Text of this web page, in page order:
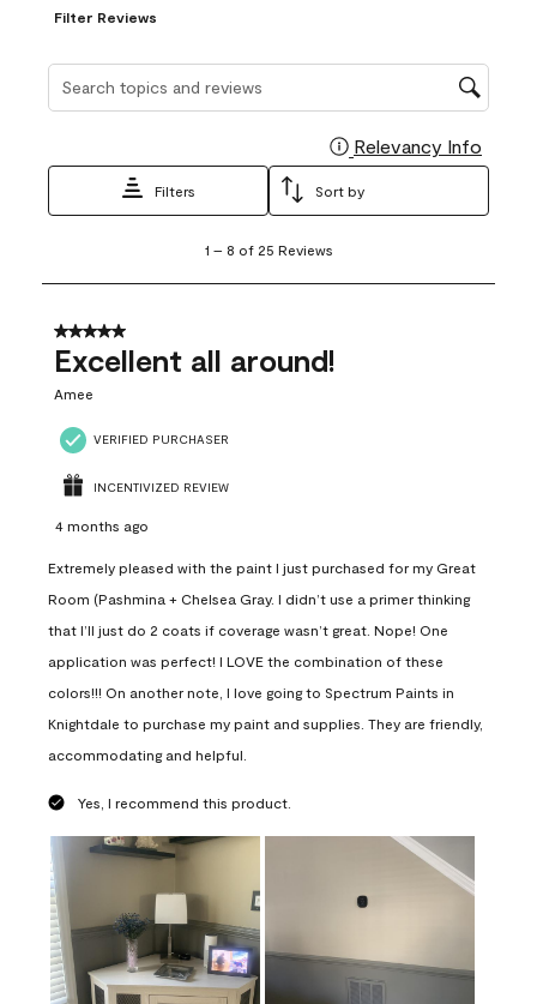
Filter Reviews
Relevancy Info
Filters Sort by
8
25
Reviews
1 – 8 of 25 Reviews
5 out of 5 stars.
Excellent all around!
Amee
VERIFIED PURCHASER
INCENTIVIZED REVIEW
4 months ago
Extremely pleased with the paint I just purchased for my Great
Room (Pashmina + Chelsea Gray. I didn’t use a primer thinking
that I’ll just do 2 coats if coverage wasn’t great. Nope! One
application was perfect! I LOVE the combination of these
colors!!! On another note, I love going to Spectrum Paints in
Knightdale to purchase my paint and supplies. They are friendly,
accommodating and helpful.
Yes, I recommend this product.